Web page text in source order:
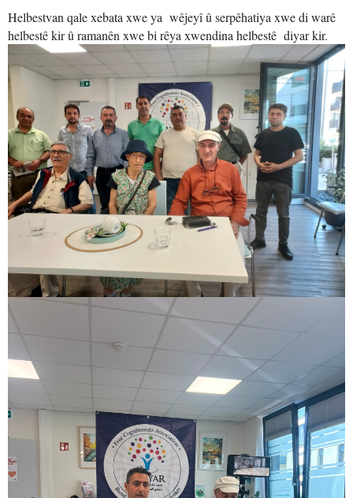
Helbestvan qale xebata xwe ya wêjeyî û serpêhatiya xwe di warê
helbestê kir û ramanên xwe bi rêya xwendina helbestê diyar kir.